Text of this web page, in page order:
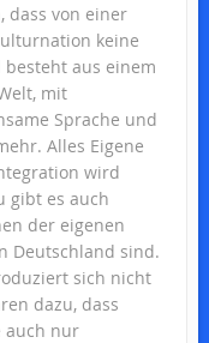
dass von einer
keine
aus einem
mit
Sprache und
Alles Eigene
wird
gibt es auch
der eigenen
Deutschland sind.
sich nicht
dazu, dass
auch nur